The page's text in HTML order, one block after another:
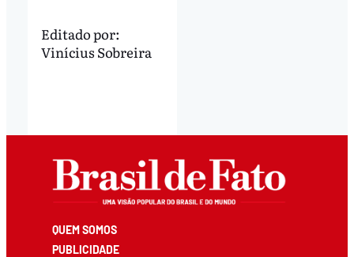
Editado por:
Vinícius Sobreira
QUEM SOMOS
PUBLICIDADE